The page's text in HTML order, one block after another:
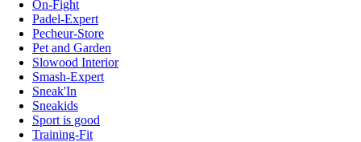
On-Fight
Padel-Expert
Pecheur-Store
Pet and Garden
Slowood Interior
Smash-Expert
Sneak'In
Sneakids
Sport is good
Training-Fit